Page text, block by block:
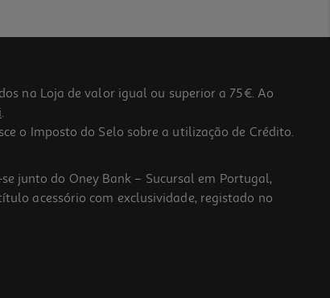
na Loja de valor igual ou superior a 75€. Ao
.
o Imposto do Selo sobre a utilização de Crédito.
junto do Oney Bank – Sucursal em Portugal,
acessório com exclusividade, registado no